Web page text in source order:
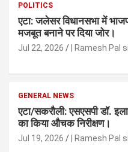
POLITICS
एटा: जलेसर विधानसभा में
मजबूत बनाने पर दिया जोर।
Jul 22, 2026 | Ramesh Pal
GENERAL NEWS
एटा/सकरौली: एसएसपी डॉ.
का किया औचक निरीक्षण।
Jul 19, 2026 | Ramesh Pal